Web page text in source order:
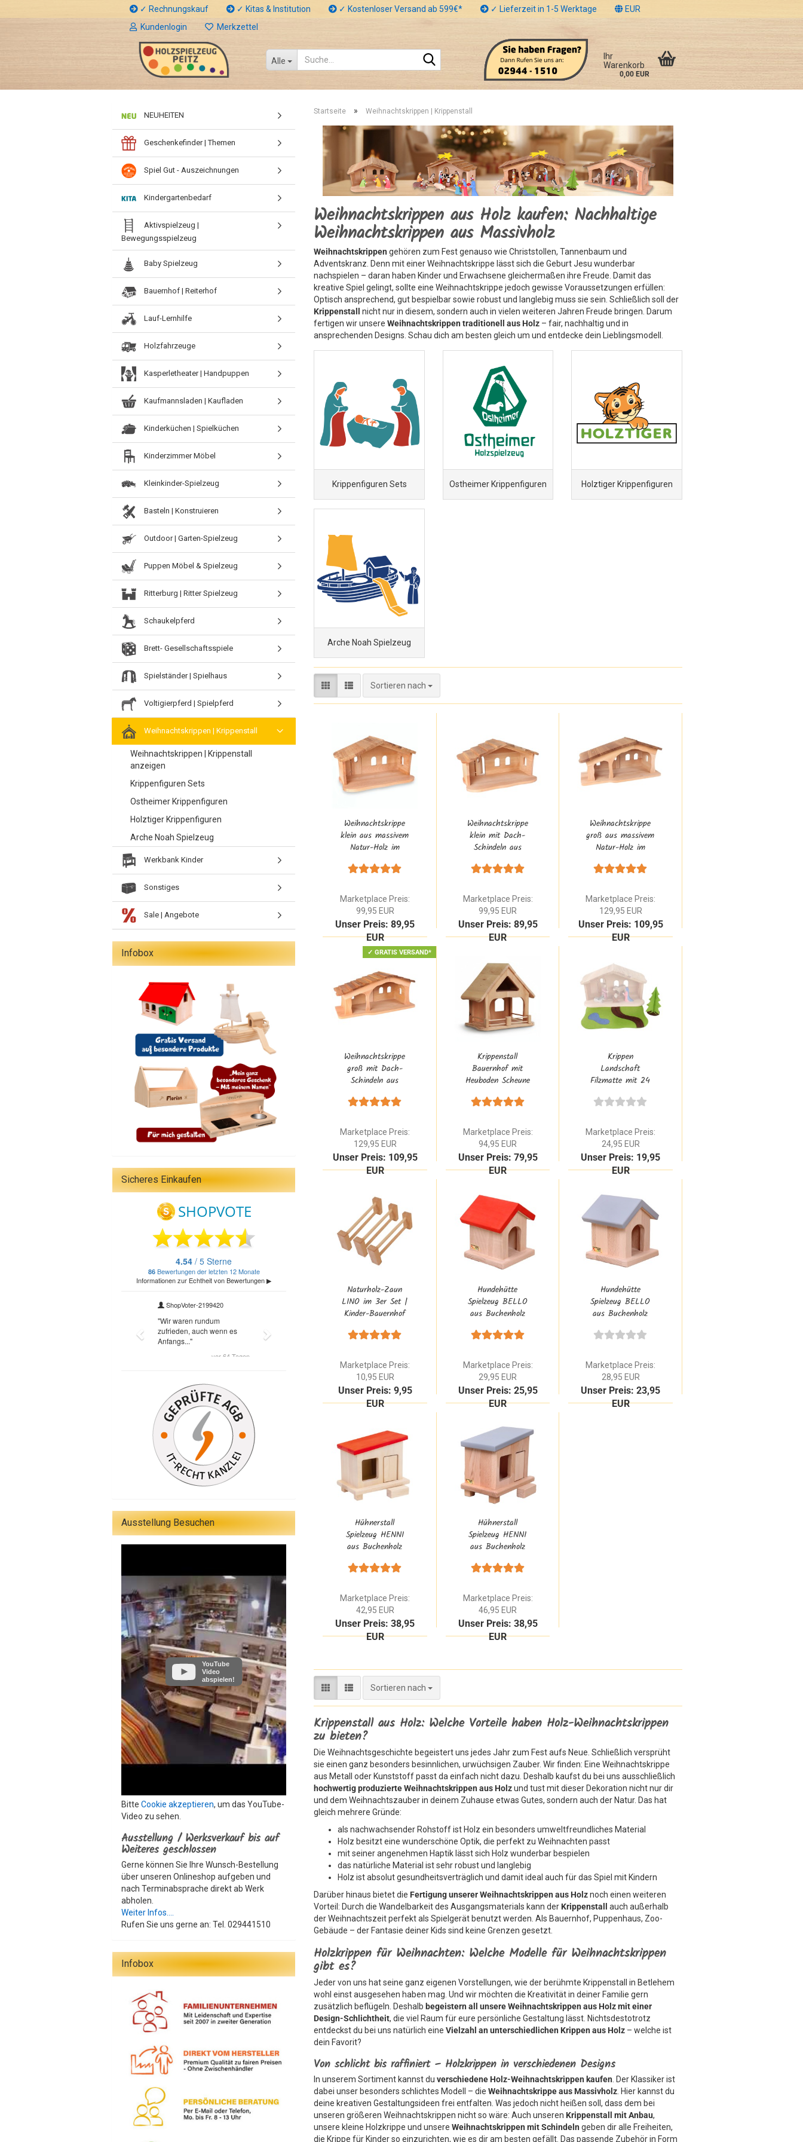
✓ Rechnungskauf ✓ Kitas & Institution ✓ Kostenloser Versand ab 599€* ✓ Lieferzeit in 1-5 Werktage
EUR
Kundenlogin
Merkzettel
Alle
Ihr
Warenkorb
0,00 EUR
Startseite » Weihnachtskrippen | Krippenstall
Weihnachtskrippen aus Holz kaufen: Nachhaltige
Weihnachtskrippen aus Massivholz
Weihnachtskrippen gehören zum Fest genauso wie Christstollen, Tannenbaum und
Adventskranz. Denn mit einer Weihnachtskrippe lässt sich die Geburt Jesu wunderbar
nachspielen – daran haben Kinder und Erwachsene gleichermaßen ihre Freude. Damit das
kreative Spiel gelingt, sollte eine Weihnachtskrippe jedoch gewisse Voraussetzungen erfüllen:
Optisch ansprechend, gut bespielbar sowie robust und langlebig muss sie sein. Schließlich soll der
Krippenstall
nicht nur in diesem, sondern auch in vielen weiteren Jahren Freude bringen. Darum
fertigen wir unsereWeihnachtskrippen traditionell aus Holz – fair, nachhaltig und in
ansprechenden Designs. Schau dich am besten gleich um und entdecke dein Lieblingsmodell.
Krippenfiguren Sets Ostheimer Krippenfiguren Holztiger Krippenfiguren
Arche Noah Spielzeug
Sortieren nach
Sortieren nach
Weihnachtskrippe
klein aus massivem
Natur-Holz im
nach Montessori
Marketplace Preis:
99,95 EUR
Unser Preis: 89,95
EUR
Weihnachtskrippe
klein mit Dach-
Schindeln aus
Holz im Waldorf
Marketplace Preis:
99,95 EUR
Unser Preis: 89,95
EUR
Weihnachtskrippe
groß aus massivem
Natur-Holz im
nach Montessori
Marketplace Preis:
129,95 EUR
Unser Preis: 109,95
EUR
✓ GRATIS VERSAND*
Weihnachtskrippe
groß mit Dach-
Schindeln aus
Holz im Waldorf
Marketplace Preis:
129,95 EUR
Unser Preis: 109,95
EUR
Krippenstall
Bauernhof mit
Heuboden Scheune
Massivholz Natur
Marketplace Preis:
94,95 EUR
Unser Preis: 79,95
EUR
Krippen
Landschaft
Filzmatte mit 24
Tannenbaum &
Weihnachtskrippe
Zubehör
Marketplace Preis:
24,95 EUR
Unser Preis: 19,95
EUR
Naturholz-Zaun
LINO im 3er Set |
Kinder-Bauernhof
Marketplace Preis:
10,95 EUR
Unser Preis: 9,95
EUR
Hundehütte
Spielzeug BELLO
aus Buchenholz
Zubehör für den
Marketplace Preis:
29,95 EUR
Unser Preis: 25,95
EUR
Hundehütte
Spielzeug BELLO
aus Buchenholz
Zubehör für den
Marketplace Preis:
28,95 EUR
Unser Preis: 23,95
EUR
Hühnerstall
Spielzeug HENNI
aus Buchenholz
Zubehör für den
Marketplace Preis:
42,95 EUR
Unser Preis: 38,95
EUR
Hühnerstall
Spielzeug HENNI
aus Buchenholz
Zubehör für den
Marketplace Preis:
46,95 EUR
Unser Preis: 38,95
EUR
Sortieren nach
Sortieren nach
Krippenstall aus Holz: Welche Vorteile haben Holz-Weihnachtskrippen
zu bieten?
Die Weihnachtsgeschichte begeistert uns jedes Jahr zum Fest aufs Neue. Schließlich versprüht
sie einen ganz besonders besinnlichen, urwüchsigen Zauber. Wir finden: Eine Weihnachtskrippe
aus Metall oder Kunststoff passt da einfach nicht dazu. Deshalb kaufst du bei uns ausschließlich
hochwertig produzierte Weihnachtskrippen aus Holzund tust mit dieser Dekoration nicht nur dir
und dem Weihnachtszauber in deinem Zuhause etwas Gutes, sondern auch der Natur. Das hat
gleich mehrere Gründe:
als nachwachsender Rohstoff ist Holz ein besonders umweltfreundliches Material
Holz besitzt eine wunderschöne Optik, die perfekt zu Weihnachten passt
mit seiner angenehmen Haptik lässt sich Holz wunderbar bespielen
das natürliche Material ist sehr robust und langlebig
Holz ist absolut gesundheitsverträglich und damit ideal auch für das Spiel mit Kindern
Darüber hinaus bietet die Fertigung unserer Weihnachtskrippen aus Holznoch einen weiteren
Vorteil: Durch die Wandelbarkeit des Ausgangsmaterials kann der Krippenstall
auch außerhalb
der Weihnachtszeit perfekt als Spielgerät benutzt werden. Als Bauernhof, Puppenhaus, Zoo-
Gebäude – der Fantasie deiner Kids sind keine Grenzen gesetzt.
Holzkrippen für Weihnachten: Welche Modelle für Weihnachtskrippen
gibt es?
Jeder von uns hat seine ganz eigenen Vorstellungen, wie der berühmte Krippenstall in Betlehem
wohl einst ausgesehen haben mag. Und wir möchten die Kreativität in deiner Familie gern
zusätzlich beflügeln. Deshalb begeistern all unsere Weihnachtskrippen aus Holz mit einer
Design-Schlichtheit, die viel Raum für eure persönliche Gestaltung lässt. Nichtsdestotrotz
entdeckst du bei uns natürlich eineVielzahl an unterschiedlichen Krippen aus Holz – welche ist
dein Favorit?
Von schlicht bis raffiniert – Holzkrippen in verschiedenen Designs
In unserem Sortiment kannst duverschiedene Holz-Weihnachtskrippen kaufen . Der Klassiker ist
dabei unser besonders schlichtes Modell – dieWeihnachtskrippe aus Massivholz . Hier kannst du
deine kreativen Gestaltungsideen frei entfalten. Was jedoch nicht heißen soll, dass dem bei
unseren größeren Weihnachtskrippen nicht so wäre: Auch unseren Krippenstall mit Anbau,
unsere kleine Holzkrippe und unsereWeihnachtskrippen mit Schindeln geben dir alle Freiheiten,
die Krippe für Kinder so einzurichten, wie es dir am besten gefällt. Das passende Zubehör in Form
NEUHEITEN
Geschenkefinder | Themen
Spiel Gut - Auszeichnungen
Kindergartenbedarf
Aktivspielzeug |
Bewegungsspielzeug
Baby Spielzeug
Bauernhof | Reiterhof
Lauf-Lernhilfe
Holzfahrzeuge
Kasperletheater | Handpuppen
Kaufmannsladen | Kaufladen
Kinderküchen | Spielküchen
Kinderzimmer Möbel
Kleinkinder-Spielzeug
Basteln | Konstruieren
Outdoor | Garten-Spielzeug
Puppen Möbel & Spielzeug
Ritterburg | Ritter Spielzeug
Schaukelpferd
Brett- Gesellschaftsspiele
Spielständer | Spielhaus
Voltigierpferd | Spielpferd
Weihnachtskrippen | Krippenstall
Weihnachtskrippen | Krippenstall
anzeigen
Krippenfiguren Sets
Ostheimer Krippenfiguren
Holztiger Krippenfiguren
Arche Noah Spielzeug
Werkbank Kinder
Sonstiges
Sale | Angebote
Infobox
Sicheres Einkaufen
Ausstellung Besuchen
YouTube
Video
abspielen!
Bitte Cookie akzeptieren, um das YouTube-
Video zu sehen.
Ausstellung / Werksverkauf bis auf
Weiteres geschlossen
Gerne können Sie Ihre Wunsch-Bestellung
über unseren Onlineshop aufgeben und
nach Terminabsprache direkt ab Werk
abholen.
Weiter Infos....
Rufen Sie uns gerne an: Tel. 029441510
Infobox